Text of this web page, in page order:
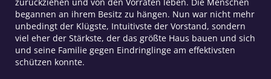
begannen an ihrem Besitz zu hängen. Nun war nicht mehr
unbedingt der Klügste, Intuitivste der Vorstand, sondern
viel eher der Stärkste, der das größte Haus bauen und sich
und seine Familie gegen Eindringlinge am effektivsten
schützen konnte.